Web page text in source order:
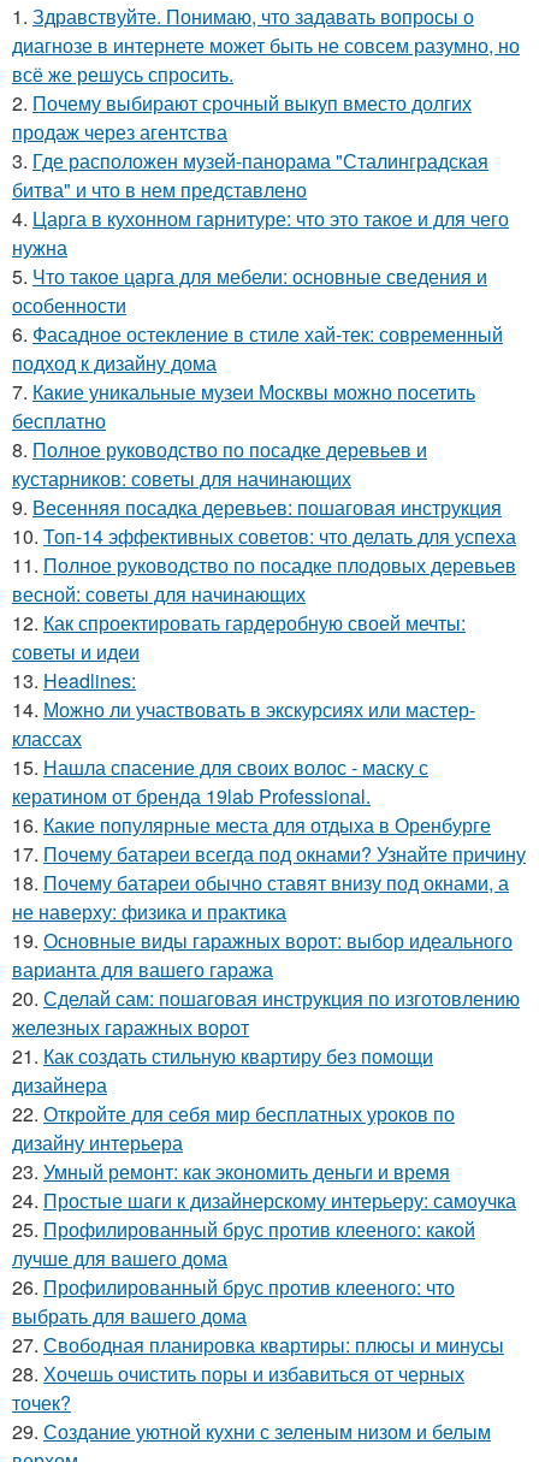
1. Здравствуйте. Понимаю, что задавать вопросы о
диагнозе в интернете может быть не совсем разумно, но
всё же решусь спросить.
2. Почему выбирают срочный выкуп вместо долгих
продаж через агентства
3. Где расположен музей-панорама "Сталинградская
битва" и что в нем представлено
4. Царга в кухонном гарнитуре: что это такое и для чего
нужна
5. Что такое царга для мебели: основные сведения и
особенности
6. Фасадное остекление в стиле хай-тек: современный
подход к дизайну дома
7. Какие уникальные музеи Москвы можно посетить
бесплатно
8. Полное руководство по посадке деревьев и
кустарников: советы для начинающих
9. Весенняя посадка деревьев: пошаговая инструкция
10. Топ-14 эффективных советов: что делать для успеха
11. Полное руководство по посадке плодовых деревьев
весной: советы для начинающих
12. Как спроектировать гардеробную своей мечты:
советы и идеи
13. Headlines:
14. Можно ли участвовать в экскурсиях или мастер-
классах
15. Нашла спасение для своих волос - маску с
кератином от бренда 19lab Professional.
16. Какие популярные места для отдыха в Оренбурге
17. Почему батареи всегда под окнами? Узнайте причину
18. Почему батареи обычно ставят внизу под окнами, а
не наверху: физика и практика
19. Основные виды гаражных ворот: выбор идеального
варианта для вашего гаража
20. Сделай сам: пошаговая инструкция по изготовлению
железных гаражных ворот
21. Как создать стильную квартиру без помощи
дизайнера
22. Откройте для себя мир бесплатных уроков по
дизайну интерьера
23. Умный ремонт: как экономить деньги и время
24. Простые шаги к дизайнерскому интерьеру: самоучка
25. Профилированный брус против клееного: какой
лучше для вашего дома
26. Профилированный брус против клееного: что
выбрать для вашего дома
27. Свободная планировка квартиры: плюсы и минусы
28. Хочешь очистить поры и избавиться от черных
точек?
29. Создание уютной кухни с зеленым низом и белым